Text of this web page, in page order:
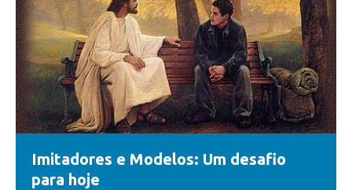
Imitadores e Modelos: Um desafio
para hoje